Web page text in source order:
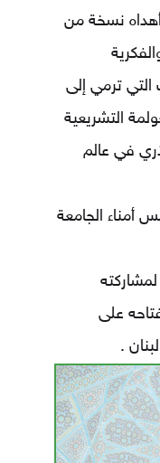
نسخة من
ترمي إلى
التشريعية
في عالم
الجامعة
على
.